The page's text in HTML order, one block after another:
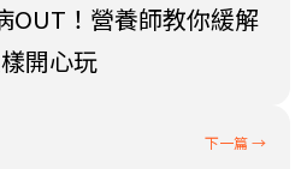
OUT！營養師教你緩解
開心玩